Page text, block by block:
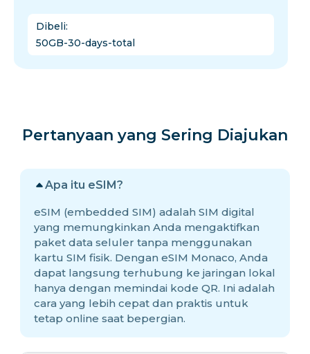
Dibeli:
50GB-30-days-total
Pertanyaan yang Sering Diajukan
Apa itu eSIM?
eSIM (embedded SIM) adalah SIM digital
yang memungkinkan Anda mengaktifkan
paket data seluler tanpa menggunakan
kartu SIM fisik. Dengan eSIM Monaco, Anda
dapat langsung terhubung ke jaringan lokal
hanya dengan memindai kode QR. Ini adalah
cara yang lebih cepat dan praktis untuk
tetap online saat bepergian.